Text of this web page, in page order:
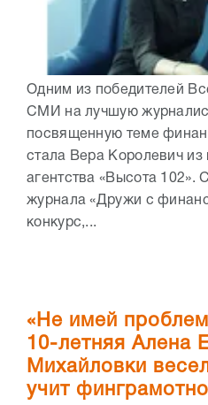
Одним из победителей
СМИ на лучшую
посвященную теме
стала Вера Королевич
агентства «Высота 102».
журнала «Дружи с
конкурс,...
«Не имей
10-летняя Алена
Михайловки
учит